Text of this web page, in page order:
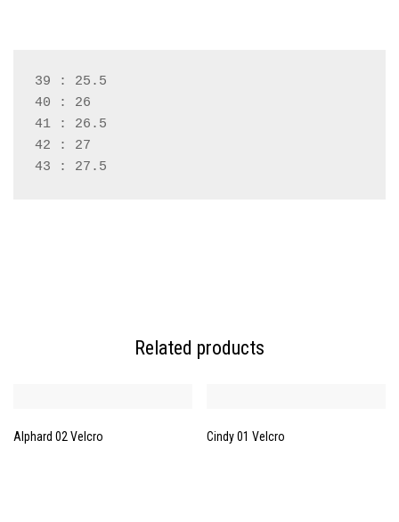
39 : 25.5
40 : 26
41 : 26.5
42 : 27
43 : 27.5
Related products
Alphard 02 Velcro Cindy 01 Velcro